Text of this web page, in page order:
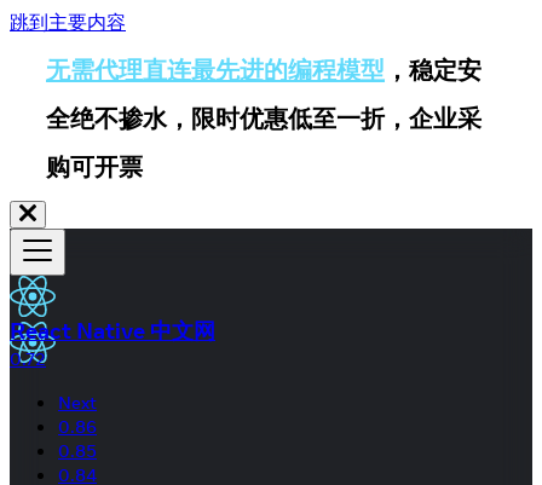
跳到主要内容
无需代理直连最先进的编程模型 ，稳定安
全绝不掺水，限时优惠低至一折，企业采
购可开票
React Native 中文网
0.72
Next
0.86
0.85
0.84